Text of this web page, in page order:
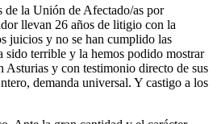
de la Unión de Afectado/as por
llevan 26 años de litigio con la
juicios y no se han cumplido las
sido terrible y la hemos podido mostrar
Asturias y con testimonio directo de sus
demanda universal. Y castigo a los